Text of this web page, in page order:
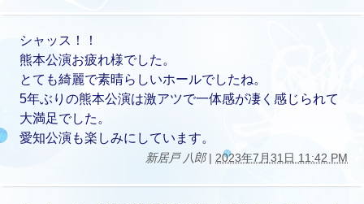
シャッス！！
熊本公演お疲れ様でした。
とても綺麗で素晴らしいホールでしたね。
5年ぶりの熊本公演は激アツで一体感が凄く感じられて
大満足でした。
愛知公演も楽しみにしています。
新居戸 八郎| 2023年7月31日 11:42 PM